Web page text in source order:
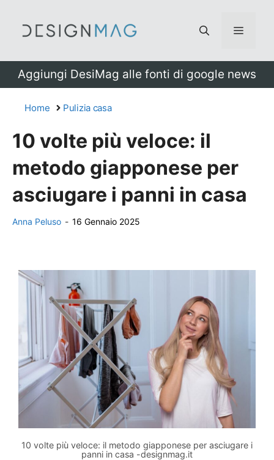
Menu
Aggiungi DesiMag alle fonti di google news
Home Pulizia casa
10 volte più veloce: il
metodo giapponese per
asciugare i panni in casa
Anna Peluso - 16 Gennaio 2025
10 volte più veloce: il metodo giapponese per asciugare i
panni in casa -designmag.it